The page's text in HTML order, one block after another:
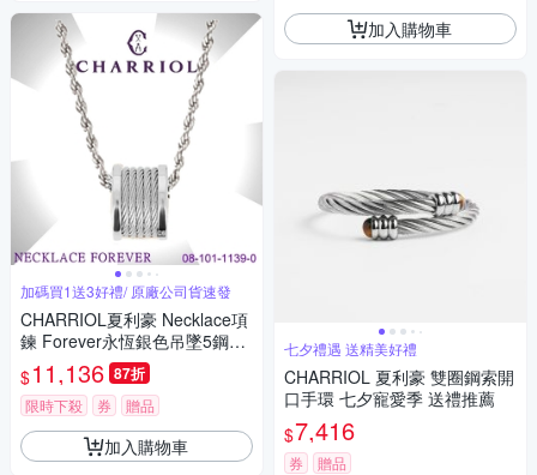
加碼買1送3好禮/ 原廠公司貨速發
CHARRIOL夏利豪 Necklace項
鍊 Forever永恆銀色吊墜5鋼索
款 C6(08-101-1139-0)
$11,136 87折
限時下殺 券 贈品
加入購物車
加入購物車
七夕禮遇 送精美好禮
CHARRIOL 夏利豪 雙圈鋼索開
口手環 七夕寵愛季 送禮推薦
$7,416
券 贈品